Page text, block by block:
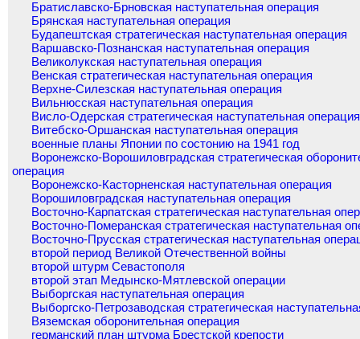
Братиславско-Брновская наступательная операция
Брянская наступательная операция
Будапештская стратегическая наступательная операция
Варшавско-Познанская наступательная операция
Великолукская наступательная операция
Венская стратегическая наступательная операция
Верхне-Силезская наступательная операция
Вильнюсская наступательная операция
Висло-Одерская стратегическая наступательная операция
Витебско-Оршанская наступательная операция
военные планы Японии по состонию на 1941 год
Воронежско-Ворошиловградская стратегическая
операция
Воронежско-Касторненская наступательная операция
Ворошиловградская наступательная операция
Восточно-Карпатская стратегическая наступательная
Восточно-Померанская стратегическая наступательная
Восточно-Прусская стратегическая наступательная
второй период Великой Отечественной войны
второй штурм Севастополя
второй этап Медынско-Мятлевской операции
Выборгская наступательная операция
Выборгско-Петрозаводская стратегическая
Вяземская оборонительная операция
германский план штурма Брестской крепости